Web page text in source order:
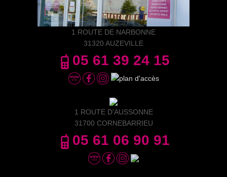
1 ROUTE DE NARBONNE
31320 AUZEVILLE
05 61 39 24 15
1 ROUTE D'AUSSONNE
31700 CORNEBARRIEU
05 61 06 90 91